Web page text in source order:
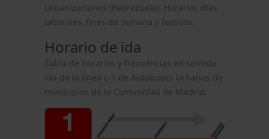
Urbanizaciones (Pedrezuela). Horarios días
laborales, fines de semana y festivos.
Horario de ida
Tabla de horarios y frecuencias en sentido
ida de la línea L-1 de Autobuses Urbanos de
municipios de la Comunidad de Madrid: